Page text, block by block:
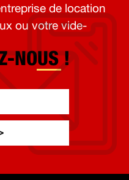
de location
ou votre vide-
NOUS !